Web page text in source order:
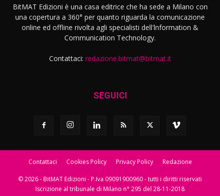
BitMAT Edizioni è una casa editrice che ha sede a Milano con
una copertura a 360° per quanto riguarda la comunicazione
online ed offline rivolta agli specialisti dell'lnformation &
Communication Technology.
Contattaci: redazione.bitmat@bitmat.it
SEGUICI
Contattaci Cookies Policy Privacy Policy Redazione
© 2026 - BitMAT Edizioni - P.Iva 09091900960 - tutti i diritti riservati
Iscrizione al tribunale di Milano n° 295 del 28-11-2018